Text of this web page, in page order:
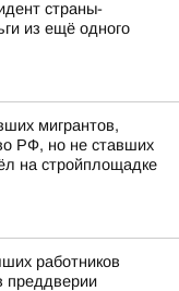
страны-
из ещё одного
мигрантов,
РФ, но не ставших
на стройплощадке
работников
преддверии